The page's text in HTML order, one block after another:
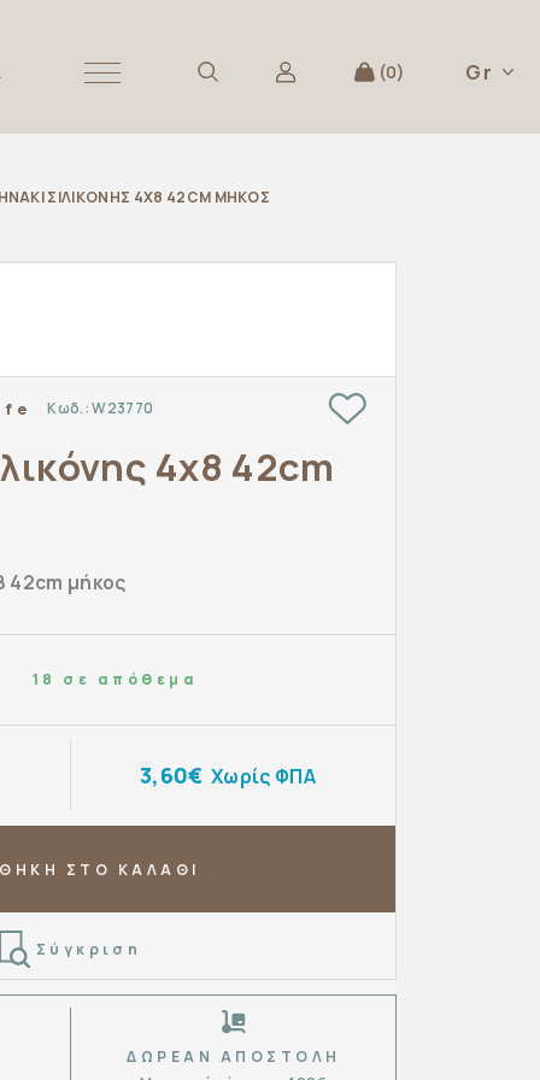
0 Gr
ΣΙΛΙΚΌΝΗΣ 4X8 42CM ΜΉΚΟΣ
Κωδ.: W23770
4x8 42cm
42cm μήκος
18 σε απόθεμα
3,60€ Χωρίς ΦΠΑ
ΣΤΟ ΚΑΛΑΘΙ
Σύγκριση
ΔΩΡΕΆΝ ΑΠΟΣΤΟΛΉ